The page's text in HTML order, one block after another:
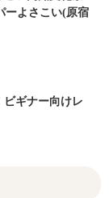
ーよさこい(原宿
ビギナー向けレ